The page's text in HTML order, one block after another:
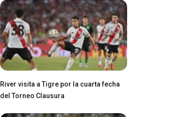
River visita a Tigre por la cuarta fecha
del Torneo Clausura